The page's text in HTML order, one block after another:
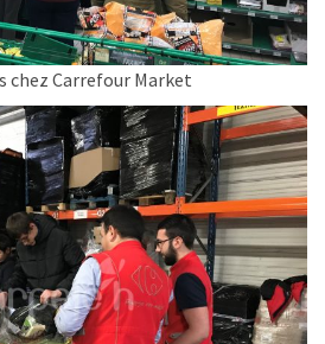
chez Carrefour Market